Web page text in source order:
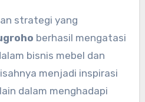
strategi yang
berhasil mengatasi
bisnis mebel dan
menjadi inspirasi
dalam menghadapi